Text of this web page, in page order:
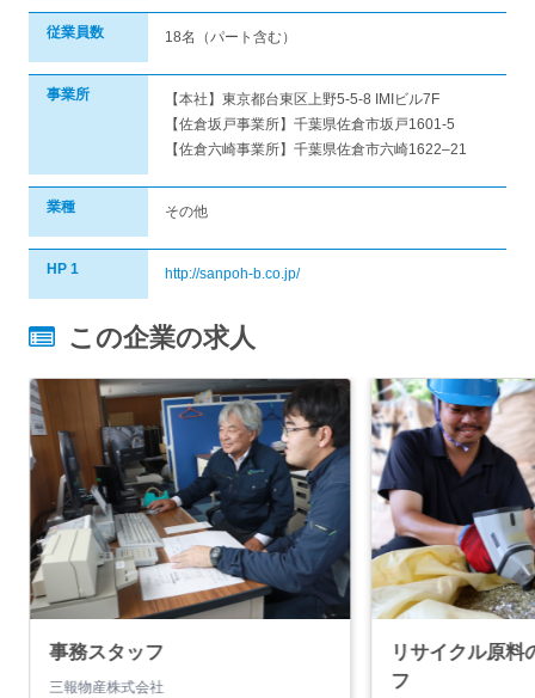
従業員数 18名（パート含む）
事業所
【本社】東京都台東区上野5-5-8 IMIビル7F
【佐倉坂戸事業所】千葉県佐倉市坂戸1601-5
【佐倉六崎事業所】千葉県佐倉市六崎1622–21
業種 その他
HP 1 http://sanpoh-b.co.jp/
この企業の求人
事務スタッフ
三報物産株式会社
リサイクル原料
フ